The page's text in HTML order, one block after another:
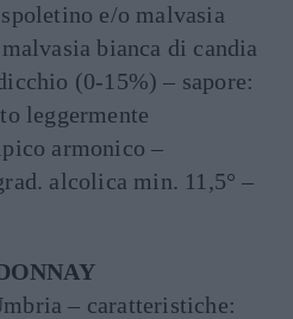
e/o malvasia
bianca di candia
(0-15%) – sapore:
leggermente
armonico –
alcolica min. 11,5° –
– caratteristiche: